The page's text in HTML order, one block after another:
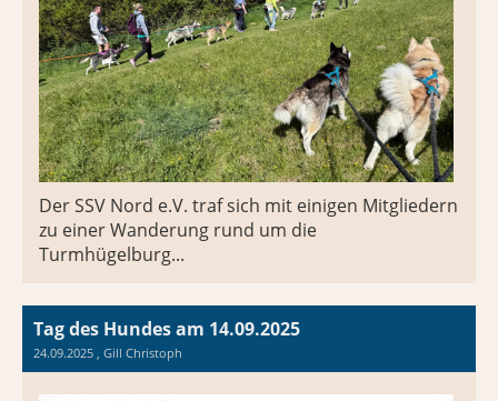
Der SSV Nord e.V. traf sich mit einigen Mitgliedern
zu einer Wanderung rund um die
Turmhügelburg...
Tag des Hundes am 14.09.2025
24.09.2025 , Gill Christoph